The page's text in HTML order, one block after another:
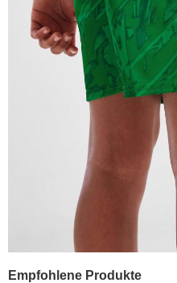
Empfohlene Produkte